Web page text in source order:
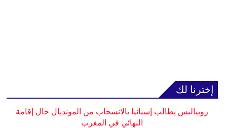
إخترنا لك
روبياليس يطالب إسبانيا بالانسحاب من المونديال حال إقامة
النهائي في المغرب